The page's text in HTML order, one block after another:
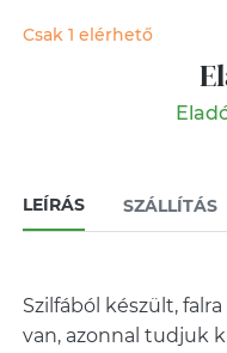
Csak 1 elérhető
LEÍRÁS SZÁLLÍTÁS
Szilfából készült,
van, azonnal tudjuk